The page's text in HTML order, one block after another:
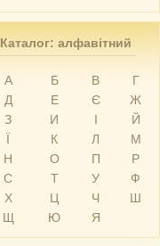
Каталог: алфавітний
А Б В
Г
Д
Е Є
Ж
З
И І
Й
Ї
К Л
М
Н
О П
Р
С
Т У
Ф
Х
Ц Ч
Ш
Щ
Ю Я